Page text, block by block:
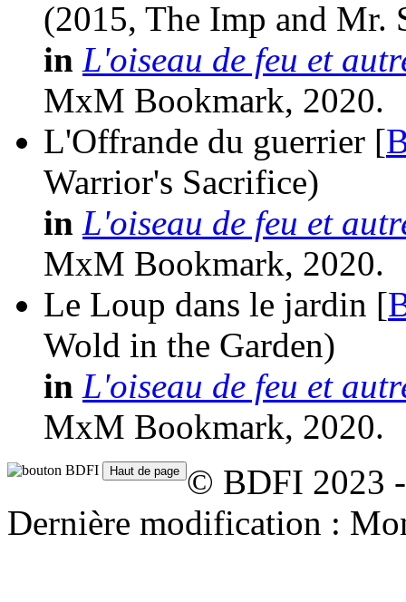
(2015, The Imp and Mr.
in L'oiseau de feu et
MxM Bookmark, 2020.
L'Offrande du guerrier [
Warrior's Sacrifice)
in L'oiseau de feu et
MxM Bookmark, 2020.
Le Loup dans le jardin [
Wold in the Garden)
in L'oiseau de feu et
MxM Bookmark, 2020.
© BDFI 2023
Dernière modification :